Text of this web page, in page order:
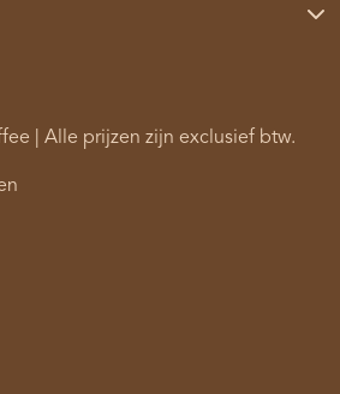
| Alle prijzen zijn exclusief btw.